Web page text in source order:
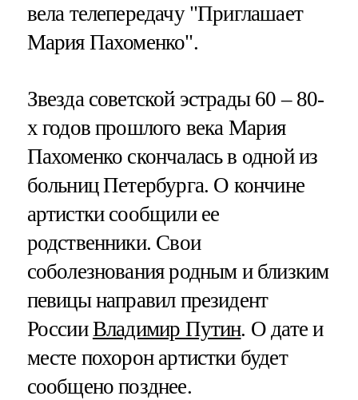
вела телепередачу "Приглашает
Мария Пахоменко".
Звезда советской эстрады 60 – 80-
х годов прошлого века Мария
Пахоменко скончалась в одной из
больниц Петербурга. О кончине
артистки сообщили ее
родственники. Свои
соболезнования родным и близким
певицы направил президент
РоссииВладимир Путин. О дате и
месте похорон артистки будет
сообщено позднее.